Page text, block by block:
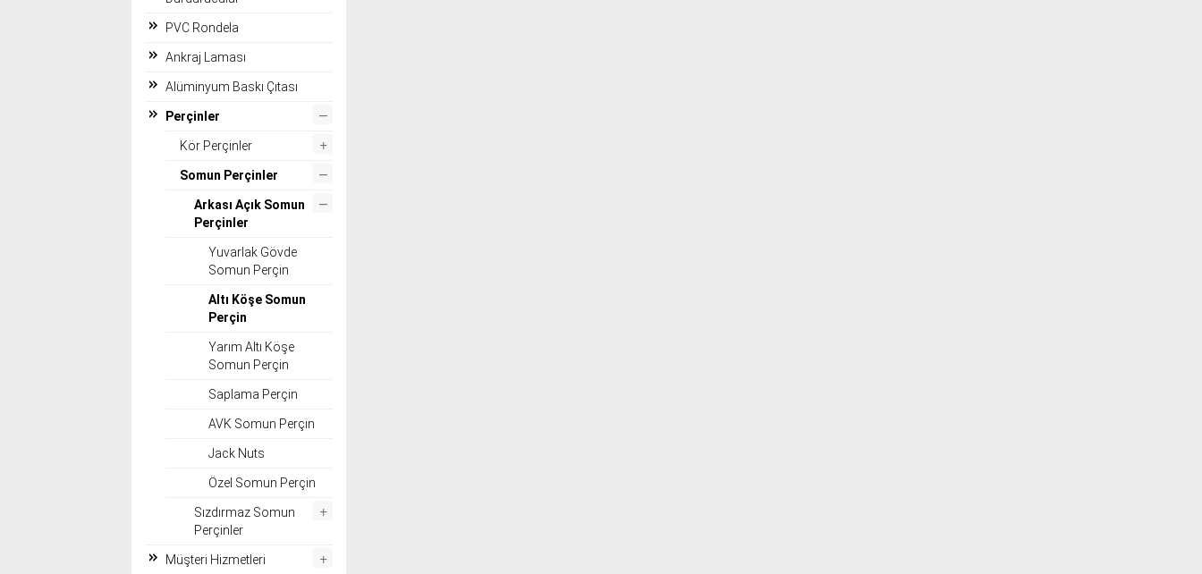
PVC Rondela
Ankraj Laması
Alüminyum Baskı Çıtası
Perçinler –
Kör Perçinler +
Somun Perçinler –
Arkası Açık Somun
Perçinler
–
Yuvarlak Gövde
Somun Perçin
Altı Köşe Somun
Perçin
Yarım Altı Köşe
Somun Perçin
Saplama Perçin
AVK Somun Perçin
Jack Nuts
Özel Somun Perçin
Sızdırmaz Somun
Perçinler
+
Müşteri Hizmetleri +